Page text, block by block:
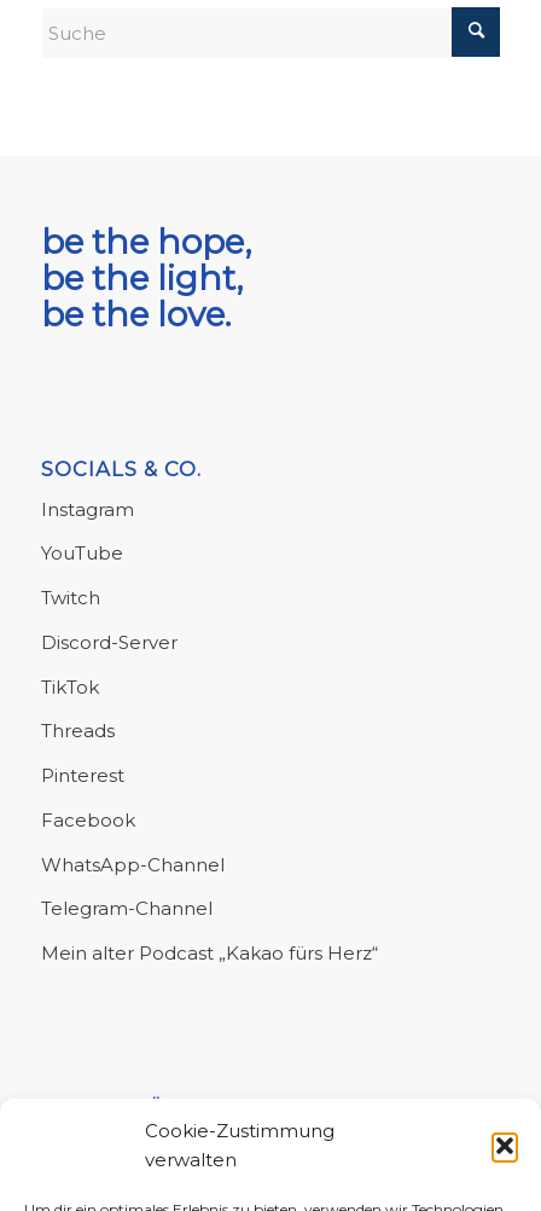
Cookie-Zustimmung
verwalten
be the hope,
be the light,
be the love.
SOCIALS & CO.
Instagram
YouTube
Twitch
Discord-Server
TikTok
Threads
Pinterest
Facebook
WhatsApp-Channel
Telegram-Channel
Mein alter Podcast „Kakao fürs Herz“